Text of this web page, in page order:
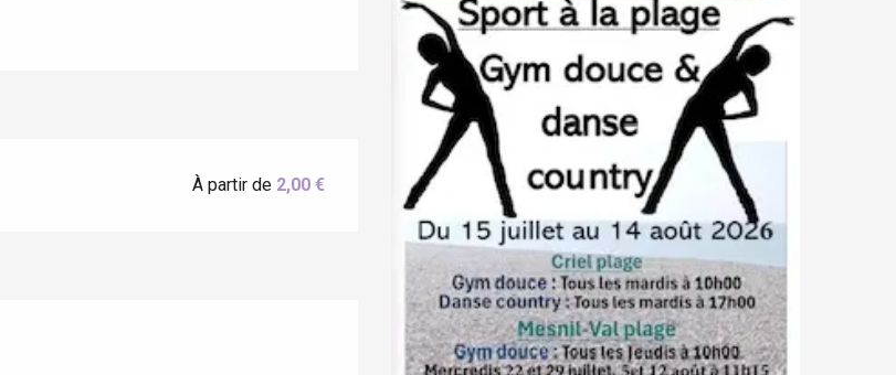
À partir de 2,00 €